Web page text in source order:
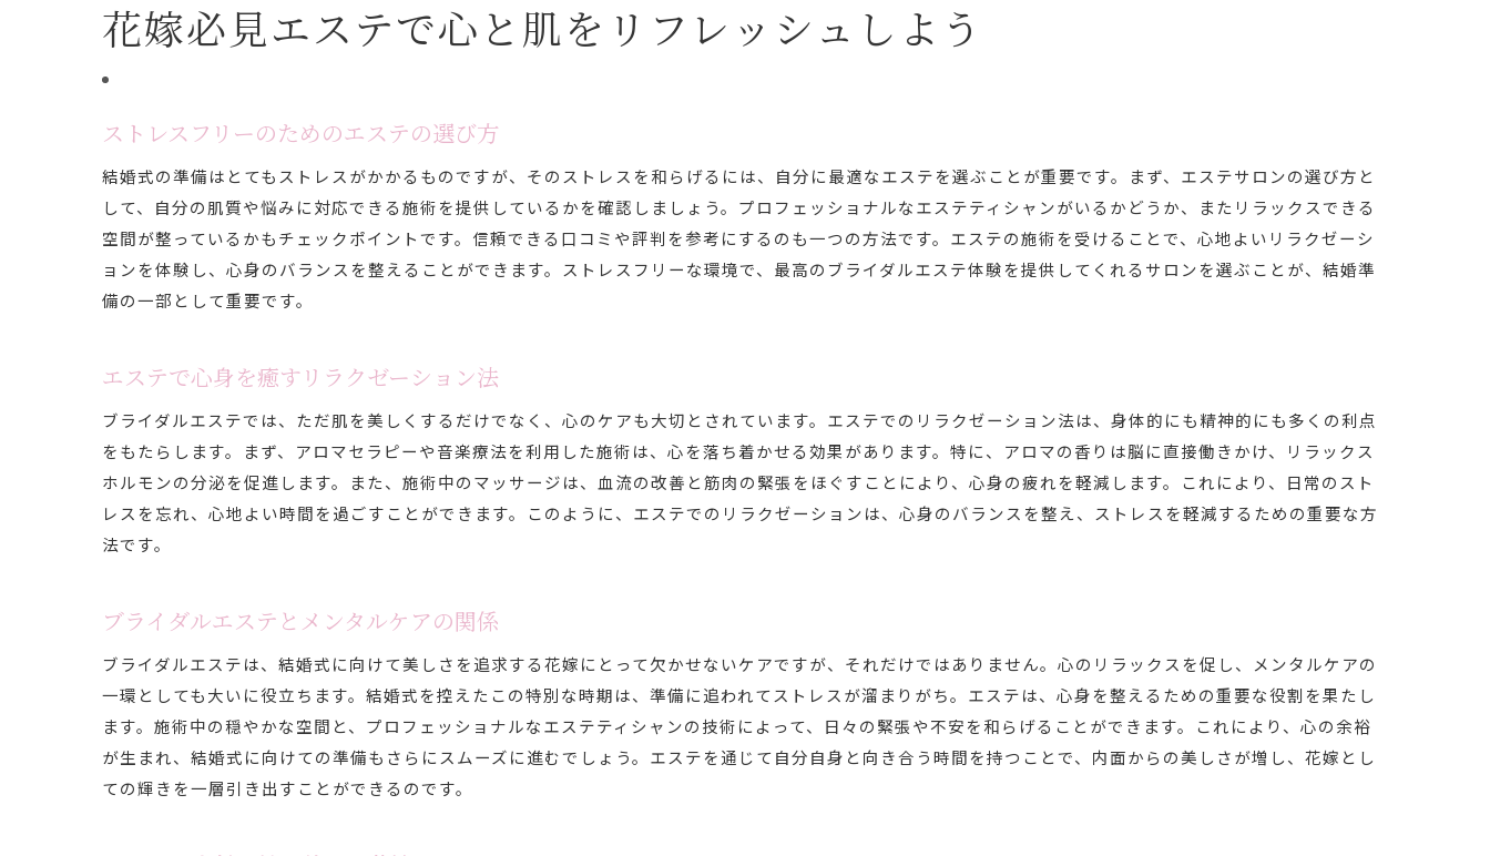
エステとともに迎える特別な日のための心身ケア
エステで心身のバランスを保つ秘訣
特別な日のためのエステ準備の流れ
エステで迎える最高の一日の心構え
花嫁必見エステで心と肌をリフレッシュしよう
ストレスフリーのためのエステの選び方
結婚式の準備はとてもストレスがかかるものですが、そのストレスを和らげるには、自分に最適なエステを選ぶことが重要です。まず、エステサロンの選び方と
して、自分の肌質や悩みに対応できる施術を提供しているかを確認しましょう。プロフェッショナルなエステティシャンがいるかどうか、またリラックスできる
空間が整っているかもチェックポイントです。信頼できる口コミや評判を参考にするのも一つの方法です。エステの施術を受けることで、心地よいリラクゼーシ
ョンを体験し、心身のバランスを整えることができます。ストレスフリーな環境で、最高のブライダルエステ体験を提供してくれるサロンを選ぶことが、結婚準
備の一部として重要です。
エステで心身を癒すリラクゼーション法
ブライダルエステでは、ただ肌を美しくするだけでなく、心のケアも大切とされています。エステでのリラクゼーション法は、身体的にも精神的にも多くの利点
をもたらします。まず、アロマセラピーや音楽療法を利用した施術は、心を落ち着かせる効果があります。特に、アロマの香りは脳に直接働きかけ、リラックス
ホルモンの分泌を促進します。また、施術中のマッサージは、血流の改善と筋肉の緊張をほぐすことにより、心身の疲れを軽減します。これにより、日常のスト
レスを忘れ、心地よい時間を過ごすことができます。このように、エステでのリラクゼーションは、心身のバランスを整え、ストレスを軽減するための重要な方
法です。
ブライダルエステとメンタルケアの関係
ブライダルエステは、結婚式に向けて美しさを追求する花嫁にとって欠かせないケアですが、それだけではありません。心のリラックスを促し、メンタルケアの
一環としても大いに役立ちます。結婚式を控えたこの特別な時期は、準備に追われてストレスが溜まりがち。エステは、心身を整えるための重要な役割を果たし
ます。施術中の穏やかな空間と、プロフェッショナルなエステティシャンの技術によって、日々の緊張や不安を和らげることができます。これにより、心の余裕
が生まれ、結婚式に向けての準備もさらにスムーズに進むでしょう。エステを通じて自分自身と向き合う時間を持つことで、内面からの美しさが増し、花嫁とし
ての輝きを一層引き出すことができるのです。